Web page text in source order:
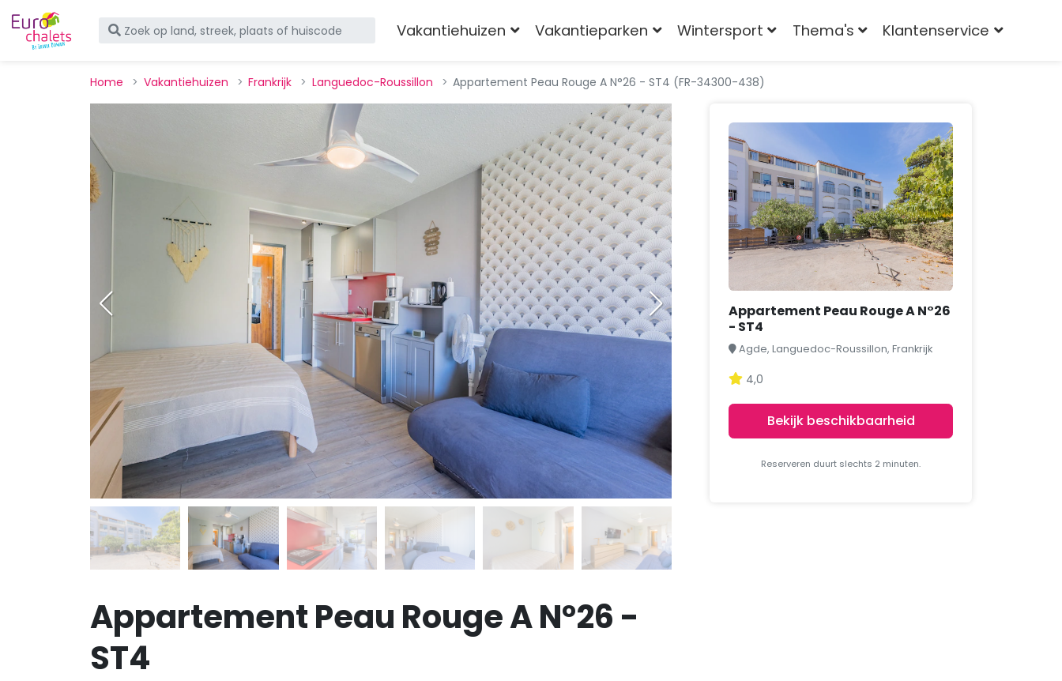
Vakantiehuizen Vakantieparken Wintersport Thema's Klantenservice
Home Vakantiehuizen Frankrijk Languedoc-Roussillon Appartement Peau Rouge A N°26 - ST4 (FR-34300-438)
Appartement Peau Rouge A N°26 -
ST4
Appartement Peau Rouge A N°26
- ST4
Agde, Languedoc-Roussillon, Frankrijk
4,0
Bekijk beschikbaarheid
Reserveren duurt slechts 2 minuten.